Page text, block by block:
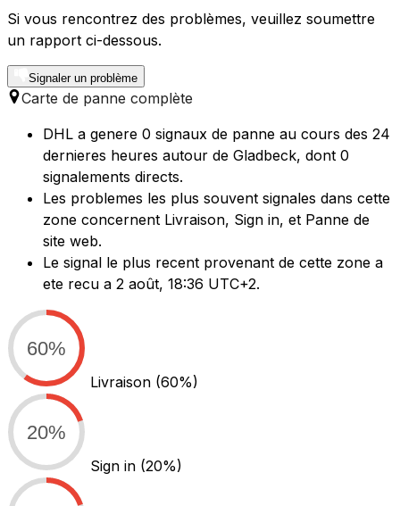
Si vous rencontrez des problèmes, veuillez soumettre
un rapport ci-dessous.
Signaler un problème
Carte de panne complète
DHL a genere 0 signaux de panne au cours des 24
dernieres heures autour de Gladbeck, dont 0
signalements directs.
Les problemes les plus souvent signales dans cette
zone concernent Livraison, Sign in, et Panne de
site web.
Le signal le plus recent provenant de cette zone a
ete recu a 2 août, 18:36 UTC+2.
60%
Livraison (60%)
20%
Sign in (20%)